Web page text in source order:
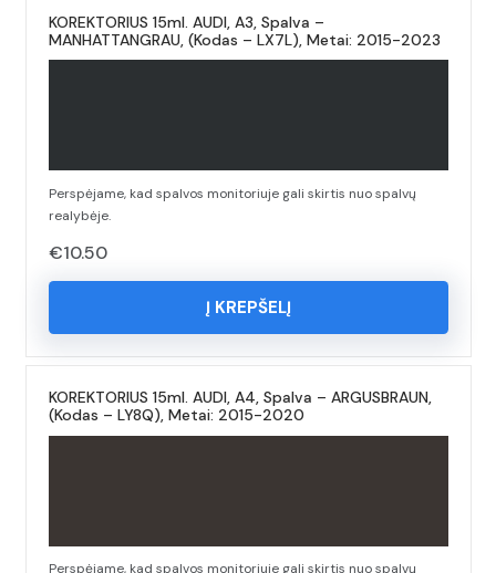
KOREKTORIUS 15ml. AUDI, A3, Spalva –
MANHATTANGRAU, (Kodas – LX7L), Metai: 2015-2023
Perspėjame, kad spalvos monitoriuje gali skirtis nuo spalvų
realybėje.
€10.50
Į KREPŠELĮ
KOREKTORIUS 15ml. AUDI, A4, Spalva – ARGUSBRAUN,
(Kodas – LY8Q), Metai: 2015-2020
Perspėjame, kad spalvos monitoriuje gali skirtis nuo spalvų